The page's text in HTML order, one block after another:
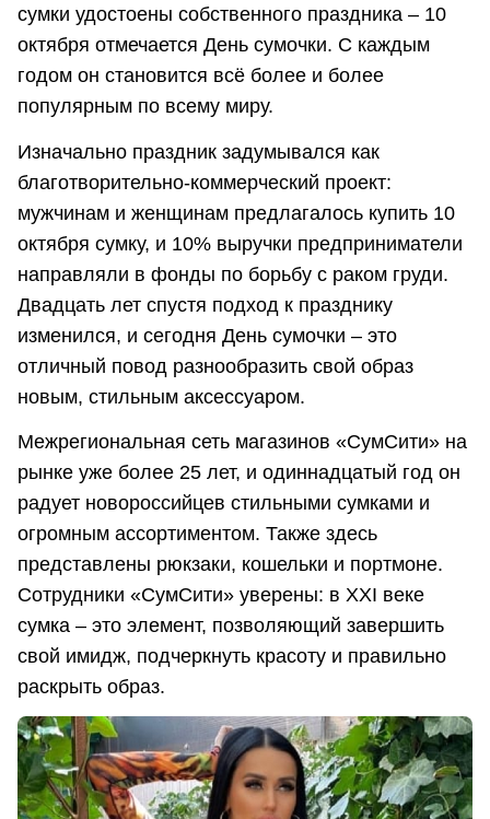
сумки удостоены собственного праздника – 10
октября отмечается День сумочки. С каждым
годом он становится всё более и более
популярным по всему миру.
Изначально праздник задумывался как
благотворительно-коммерческий проект:
мужчинам и женщинам предлагалось купить 10
октября сумку, и 10% выручки предприниматели
направляли в фонды по борьбу с раком груди.
Двадцать лет спустя подход к празднику
изменился, и сегодня День сумочки – это
отличный повод разнообразить свой образ
новым, стильным аксессуаром.
Межрегиональная сеть магазинов «СумСити» на
рынке уже более 25 лет, и одиннадцатый год он
радует новороссийцев стильными сумками и
огромным ассортиментом. Также здесь
представлены рюкзаки, кошельки и портмоне.
Сотрудники «СумСити» уверены: в XXI веке
сумка – это элемент, позволяющий завершить
свой имидж, подчеркнуть красоту и правильно
раскрыть образ.